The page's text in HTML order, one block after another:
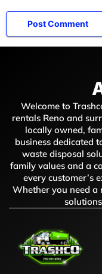
Welcome to
rentals Reno and
locally owned,
business dedicated
waste disposal
family values and a
every customer’s
Whether you need